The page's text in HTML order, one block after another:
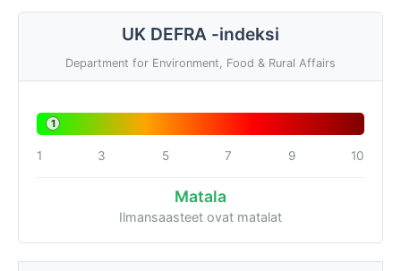
UK DEFRA -indeksi
Department for Environment, Food & Rural Affairs
1
1 3 5 7 9 10
Matala
Ilmansaasteet ovat matalat